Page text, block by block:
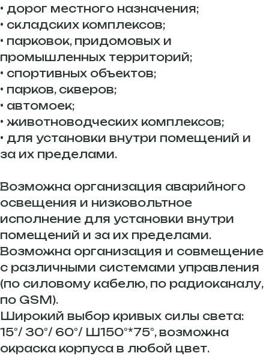
• дорог местного назначения;
• складских комплексов;
• парковок, придомовых и
промышленных территорий;
• спортивных объектов;
• парков, скверов;
• автомоек;
• животноводческих комплексов;
• для установки внутри помещений и
за их пределами.
Возможна организация аварийного
освещения и низковольтное
исполнение для установки внутри
помещений и за их пределами.
Возможна организация и совмещение
с различными системами управления
(по силовому кабелю, по радиоканалу,
по GSM).
Широкий выбор кривых силы света:
15°/ 30°/ 60°/ Ш150°*75°, возможна
окраска корпуса в любой цвет.